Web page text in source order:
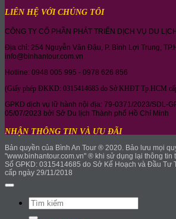
LIÊN HỆ VỚI CHÚNG TÔI
CÔNG TY CỔ PHẦN PHÁT TRIỂN DỊCH VỤ DU
Địa chỉ: 254 Nguyễn Văn Đậu, P. Bình Lợi Trung,
info@binhantour.com.vn
Hotline: 0948 005 995 - 0978 626 856
(Giấy phép ĐKKD: 0315414685 do Sở KHĐT Tp.HCM
GPKD dịch vụ lữ hành nội địa: 79-0371/2023/SDL-
05/07/2023 bởi Sở Du lịch Thành phố Hồ Chí Minh
NHẬN THÔNG TIN VÀ ƯU ĐÃI
Bản quyền của Bình An Tour ® 2020. Bảo lưu mọi
"www.binhantour.com.vn" ® khi sử dụng lại thông tin
Số GPKD: 0315414685 do Sở Kế Hoạch và Đầu Tư
cấp ngày 29/11/2018
Search
for: